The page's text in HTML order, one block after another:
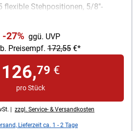
flexible Stehpositionen, 5/8"-
18 V, Lichtstrom: 2200 Lumen,
min/Ah (18 V), Gewicht (ohne
ohne Akku
-27% ggü. UVP
Preisempf.172,55€*
126,79 €
pro Stück
| zzgl. Service- & Versandkosten
Lieferzeit ca. 1 - 2 Tage